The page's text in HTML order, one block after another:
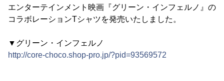
エンターテインメント映画『グリーン・インフェルノ』の
コラボレーションTシャツを発売いたしました。
▼グリーン・インフェルノ
http://core-choco.shop-pro.jp/?pid=93569572